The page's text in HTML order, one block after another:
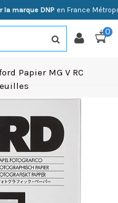
la marque DNP en France
0
Papier MG V RC